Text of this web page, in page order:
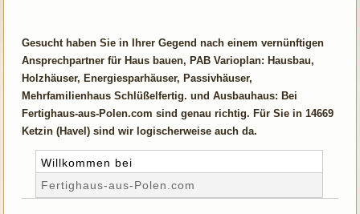
Gesucht haben Sie in Ihrer Gegend nach einem vernünftigen
Ansprechpartner für Haus bauen, PAB Varioplan: Hausbau,
Holzhäuser, Energiesparhäuser, Passivhäuser,
Mehrfamilienhaus Schlüßelfertig. und Ausbauhaus: Bei
Fertighaus-aus-Polen.com sind genau richtig. Für Sie in 14669
Ketzin (Havel) sind wir logischerweise auch da.
Willkommen bei
Fertighaus-aus-Polen.com